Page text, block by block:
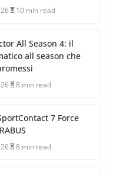
10 min read
All Season 4: il
all season che
8 min read
7 Force
8 min read